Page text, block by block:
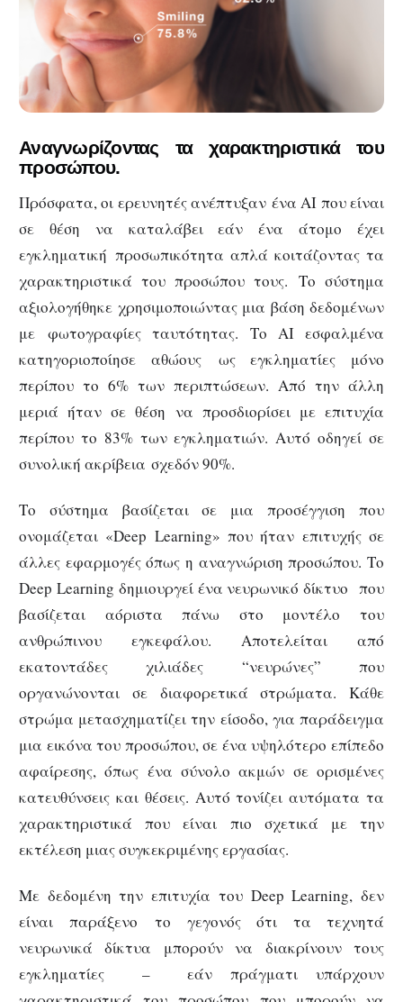
Αναγνωρίζοντας τα χαρακτηριστικά του
προσώπου.
Πρόσφατα, οι ερευνητές ανέπτυξαν ένα AI που είναι
σε θέση να καταλάβει εάν ένα άτομο έχει
εγκληματική προσωπικότητα απλά κοιτάζοντας τα
χαρακτηριστικά του προσώπου τους. Το σύστημα
αξιολογήθηκε χρησιμοποιώντας μια βάση δεδομένων
με φωτογραφίες ταυτότητας. Το AI εσφαλμένα
κατηγοριοποίησε αθώους ως εγκληματίες μόνο
περίπου το 6% των περιπτώσεων. Από την άλλη
μεριά ήταν σε θέση να προσδιορίσει με επιτυχία
περίπου το 83% των εγκληματιών. Αυτό οδηγεί σε
συνολική ακρίβεια σχεδόν 90%.
Το σύστημα βασίζεται σε μια προσέγγιση που
ονομάζεται «Deep Learning» που ήταν επιτυχής σε
άλλες εφαρμογές όπως η αναγνώριση προσώπου. Το
Deep Learning δημιουργεί ένα νευρωνικό δίκτυο που
βασίζεται αόριστα πάνω στο μοντέλο του
ανθρώπινου εγκεφάλου. Αποτελείται από
εκατοντάδες χιλιάδες “νευρώνες” που
οργανώνονται σε διαφορετικά στρώματα. Κάθε
στρώμα μετασχηματίζει την είσοδο, για παράδειγμα
μια εικόνα του προσώπου, σε ένα υψηλότερο επίπεδο
αφαίρεσης, όπως ένα σύνολο ακμών σε ορισμένες
κατευθύνσεις και θέσεις. Αυτό τονίζει αυτόματα τα
χαρακτηριστικά που είναι πιο σχετικά με την
εκτέλεση μιας συγκεκριμένης εργασίας.
Με δεδομένη την επιτυχία του Deep Learning, δεν
είναι παράξενο το γεγονός ότι τα τεχνητά
νευρωνικά δίκτυα μπορούν να διακρίνουν τους
εγκληματίες – εάν πράγματι υπάρχουν